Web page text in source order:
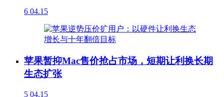
6 04.15
苹果暂抑Mac售价抢占市场，短期让利换长期
生态扩张
5 04.15